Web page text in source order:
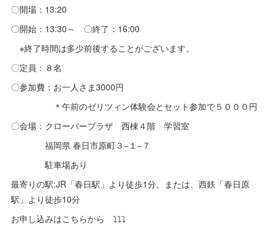
〇開場：13:20
〇開始：13:30～ 〇終了：16:00
※終了時間は多少前後することがございます。
〇定員：８名
〇参加費：お一人さま3000円
＊午前のゼリツィン体験会とセット参加で５０００円
〇会場：クローバープラザ 西棟４階 学習室
福岡県 春日市原町３−１−７
駐車場あり
最寄りの駅:JR「春日駅」より徒歩1分。または、西鉄「春日原
駅」より徒歩10分
お申し込みはこちらから ⤵︎⤵︎⤵︎